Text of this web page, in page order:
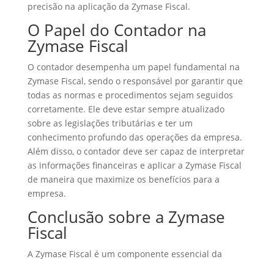
precisão na aplicação da Zymase Fiscal.
O Papel do Contador na
Zymase Fiscal
O contador desempenha um papel fundamental na
Zymase Fiscal, sendo o responsável por garantir que
todas as normas e procedimentos sejam seguidos
corretamente. Ele deve estar sempre atualizado
sobre as legislações tributárias e ter um
conhecimento profundo das operações da empresa.
Além disso, o contador deve ser capaz de interpretar
as informações financeiras e aplicar a Zymase Fiscal
de maneira que maximize os benefícios para a
empresa.
Conclusão sobre a Zymase
Fiscal
A Zymase Fiscal é um componente essencial da